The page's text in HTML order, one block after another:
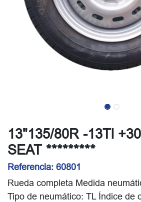
13"135/80R -13Tl
SEAT *********
Referencia: 60801
Rueda completa Medida
Tipo de neumático: TL Índice de